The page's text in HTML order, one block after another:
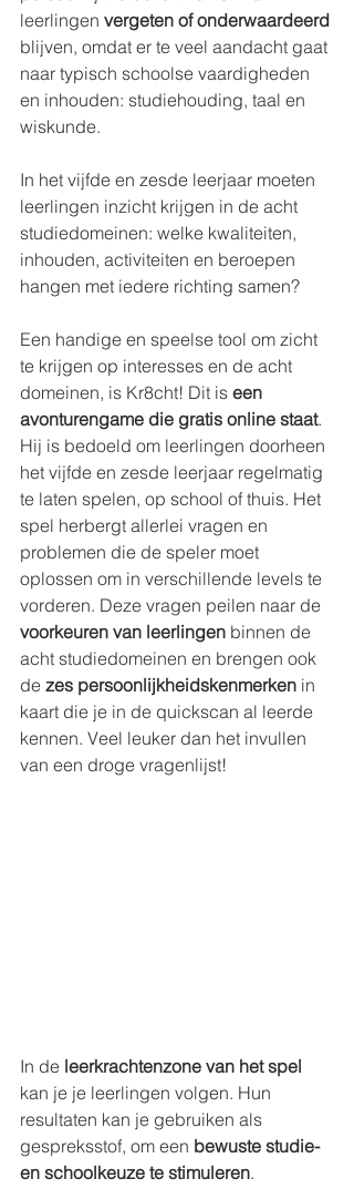
leerlingen vergeten of onderwaardeerd
blijven, omdat er te veel aandacht gaat
naar typisch schoolse vaardigheden
en inhouden: studiehouding, taal en
wiskunde.
In het vijfde en zesde leerjaar moeten
leerlingen inzicht krijgen in de acht
studiedomeinen: welke kwaliteiten,
inhouden, activiteiten en beroepen
hangen met iedere richting samen?
Een handige en speelse tool om zicht
te krijgen op interesses en de acht
domeinen, is Kr8cht! Dit is een
avonturengame die gratis online staat.
Hij is bedoeld om leerlingen doorheen
het vijfde en zesde leerjaar regelmatig
te laten spelen, op school of thuis. Het
spel herbergt allerlei vragen en
problemen die de speler moet
oplossen om in verschillende levels te
vorderen. Deze vragen peilen naar de
voorkeuren van leerlingen binnen de
acht studiedomeinen en brengen ook
de zes persoonlijkheidskenmerken in
kaart die je in de quickscan al leerde
kennen. Veel leuker dan het invullen
van een droge vragenlijst!
In de leerkrachtenzone van het spel
kan je je leerlingen volgen. Hun
resultaten kan je gebruiken als
gespreksstof, om een bewuste studie-
en schoolkeuze te stimuleren.